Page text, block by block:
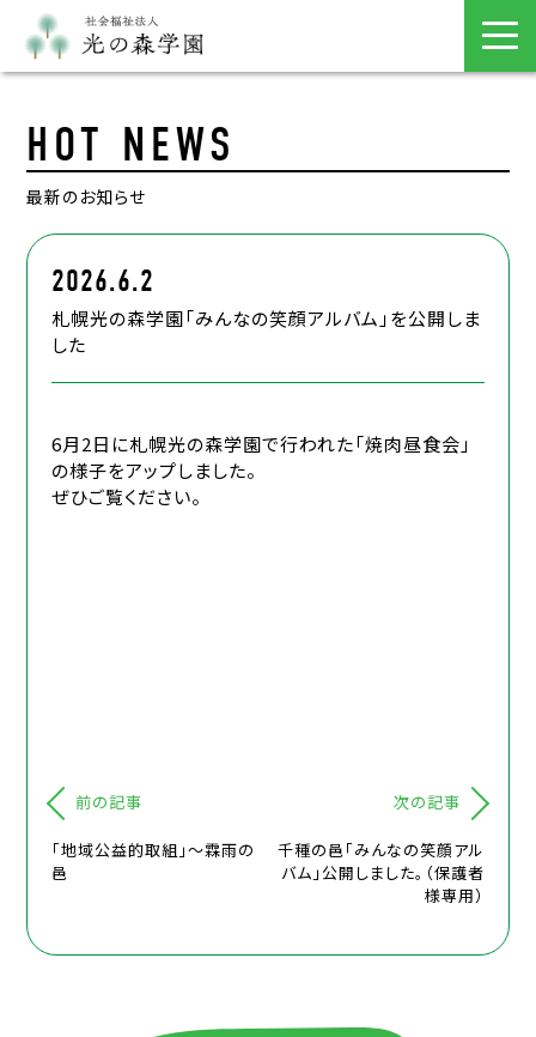
HOT NEWS
最新のお知らせ
2026.6.2
札幌光の森学園「みんなの笑顔アルバム」を公開しま
した
6月2日に札幌光の森学園で行われた「焼肉昼食会」
の様子をアップしました。
ぜひご覧ください。
前の記事
「地域公益的取組」～霖雨の
邑
次の記事
千種の邑「みんなの笑顔アル
バム」公開しました。（保護者
様専用）